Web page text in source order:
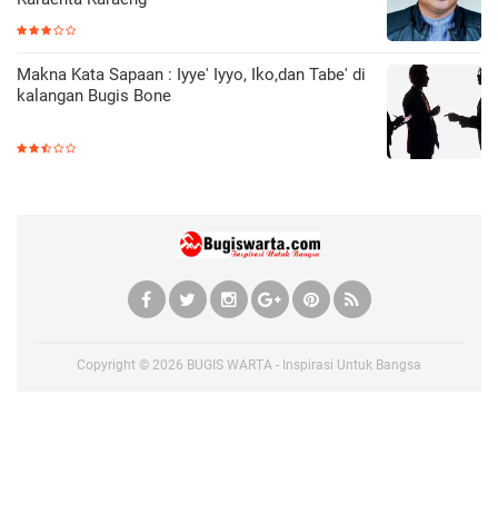
Makna Kata Sapaan : Iyye' Iyyo, Iko,dan Tabe' di
kalangan Bugis Bone
Copyright © 2026 BUGIS WARTA - Inspirasi Untuk Bangsa